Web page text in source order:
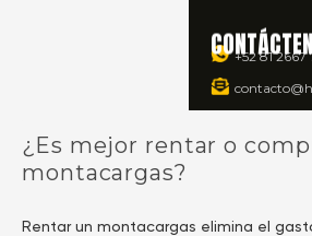
+52 81 2667
PREGUNTAS
¿Es mejor rentar o
montacargas?
Rentar un montacargas elimina el